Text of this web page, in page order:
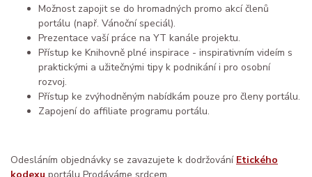
Možnost zapojit se do hromadných promo akcí členů
portálu (např. Vánoční speciál).
Prezentace vaší práce na YT kanále projektu.
Přístup ke Knihovně plné inspirace - inspirativním videím s
praktickými a užitečnými tipy k podnikání i pro osobní
rozvoj.
Přístup ke zvýhodněným nabídkám pouze pro členy portálu.
Zapojení do affiliate programu portálu.
Odesláním objednávky se zavazujete k dodržování Etického
kodexu portálu Prodáváme srdcem.